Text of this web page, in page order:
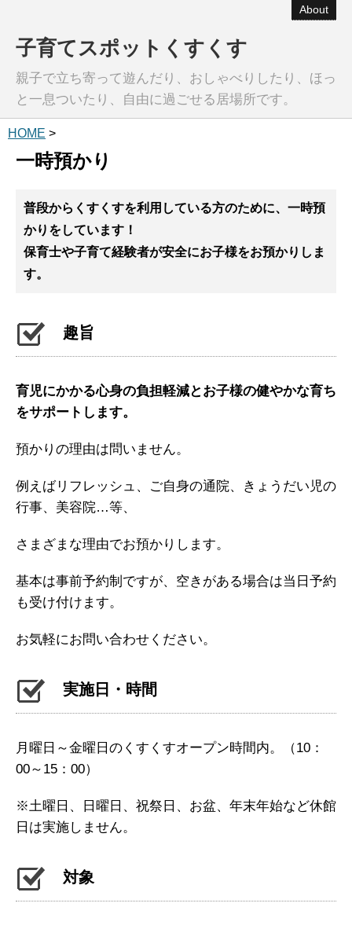
About
子育てスポットくすくす
親子で立ち寄って遊んだり、おしゃべりしたり、ほっ
と一息ついたり、自由に過ごせる居場所です。
HOME >
一時預かり
普段からくすくすを利用している方のために、一時預
かりをしています！
保育士や子育て経験者が安全にお子様をお預かりしま
す。
趣旨
育児にかかる心身の負担軽減とお子様の健やかな育ち
をサポートします。
預かりの理由は問いません。
例えばリフレッシュ、ご自身の通院、きょうだい児の
行事、美容院…等、
さまざまな理由でお預かりします。
基本は事前予約制ですが、空きがある場合は当日予約
も受け付けます。
お気軽にお問い合わせください。
実施日・時間
月曜日～金曜日のくすくすオープン時間内。（10：
00～15：00）
※土曜日、日曜日、祝祭日、お盆、年末年始など休館
日は実施しません。
対象